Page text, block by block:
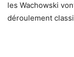
les Wachowski
déroulement